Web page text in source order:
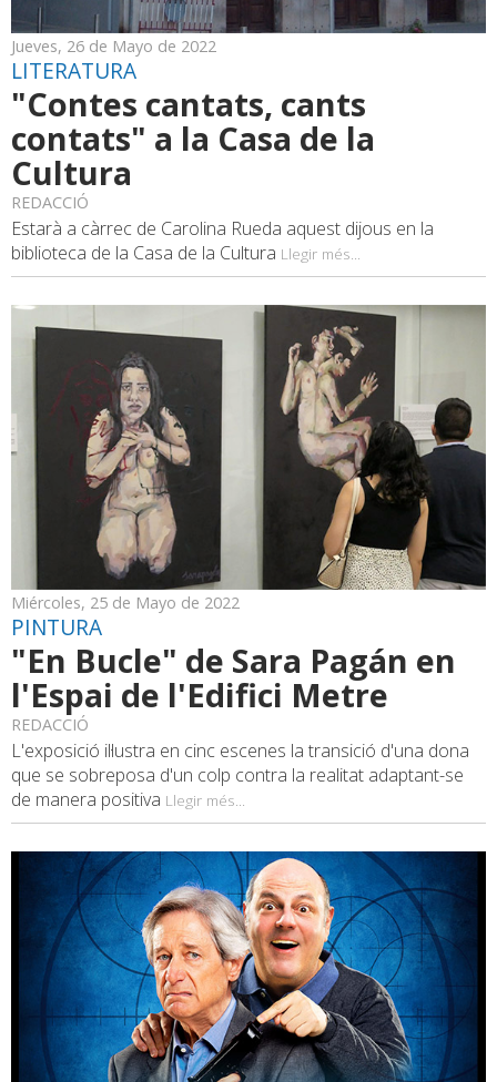
Jueves, 26 de Mayo de 2022
LITERATURA
"Contes cantats, cants
contats" a la Casa de la
Cultura
REDACCIÓ
Estarà a càrrec de Carolina Rueda aquest dijous en la
biblioteca de la Casa de la Cultura Llegir més...
Miércoles, 25 de Mayo de 2022
PINTURA
"En Bucle" de Sara Pagán en
l'Espai de l'Edifici Metre
REDACCIÓ
L'exposició il·lustra en cinc escenes la transició d'una dona
que se sobreposa d'un colp contra la realitat adaptant-se
de manera positiva Llegir més...